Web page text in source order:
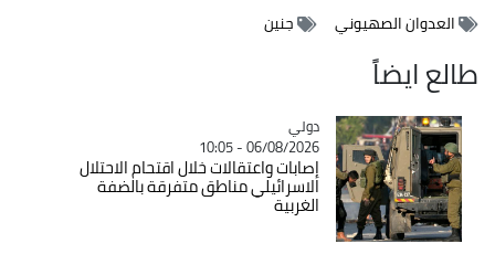
العدوان الصهيوني جنين
طالع ايضاً
Catégorie
دولي
06/08/2026 - 10:05
إصابات واعتقالات خلال اقتحام الاحتلال
الاسرائيلي مناطق متفرقة بالضفة
الغربية